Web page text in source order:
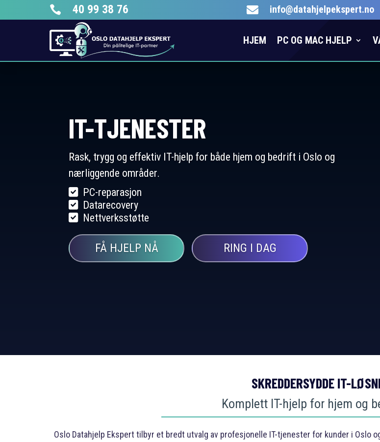
 40 99 38 76  info@datahjelpekspert.no
HJEM PC OG MAC HJELP
IT-TJENESTER
Rask, trygg og effektiv IT-hjelp for både hjem og bedrift i Oslo og
nærliggende områder.
PC-reparasjon
Datarecovery
Nettverksstøtte
FÅ HJELP NÅ RING I DAG
SKREDDERSYDDE IT-
Komplett IT-hjelp for hjem og
Oslo Datahjelp Ekspert tilbyr et bredt utvalg av profesjonelle IT-tjenester for kunder i Oslo